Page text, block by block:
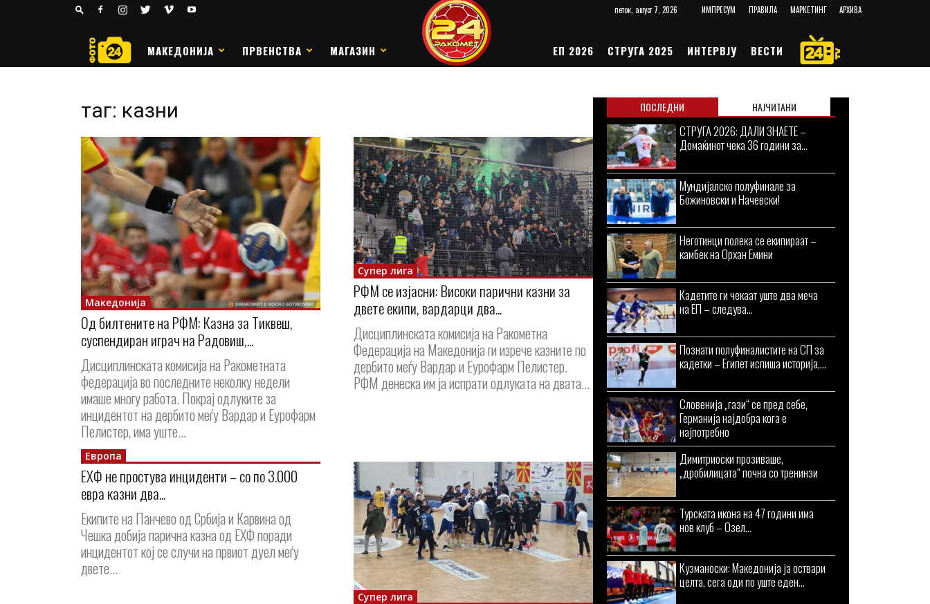
петок, август 7, 2026 ИМПРЕСУМ ПРАВИЛА МАРКЕТИНГ АРХИВА
РАКОМЕТ
МАКЕДОНИЈА ПРВЕНСТВА МАГАЗИН ЕП 2026 СТРУГА 2025 ИНТЕРВЈУ ВЕСТИ
таг: казни
Македонија
Од билтените на РФМ: Казна за Тиквеш,
суспендиран играч на Радовиш,...
Дисциплинската комисија на Ракометната
федерација во последните неколку недели
имаше многу работа. Покрај одлуките за
инцидентот на дербито меѓу Вардар и Еурофарм
Пелистер, има уште...
Супер лига
РФМ се изјасни: Високи парични казни за
двете екипи, вардарци два...
Дисциплинската комисија на Ракометна
Федерација на Македонија ги изрече казните по
дербито меѓу Вардар и Еурофарм Пелистер.
РФМ денеска им ја испрати одлуката на двата...
Европа
ЕХФ не простува инциденти – со по 3.000
евра казни два...
Екипите на Панчево од Србија и Карвина од
Чешка добија парична казна од ЕХФ поради
инцидентот кој се случи на првиот дуел меѓу
двете...
Супер лига
ПОСЛЕДНИ НАЈЧИТАНИ
СТРУГА 2026: ДАЛИ ЗНАЕТЕ –
Домаќинот чека 36 години за...
Мундијалско полуфинале за
Божиновски и Начевски!
Неготинци полека се екипираат –
камбек на Орхан Емини
Кадетите ги чекаат уште два меча
на ЕП – следува...
Познати полуфиналистите на СП за
кадетки – Египет испиша историја,...
Словенија „гази“ се пред себе,
Германија најдобра кога е
најпотребно
Димитриоски прозиваше,
„дробилицата“ почна со тренинзи
Турската икона на 47 години има
нов клуб – Озел...
Кузманоски: Македонија ја оствари
целта, сега оди по уште еден...